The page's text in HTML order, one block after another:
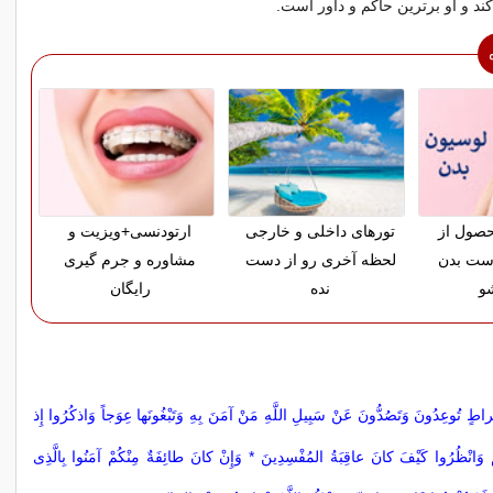
و او برترین حاکم و داور است.
از
بدن
تورهای داخلی و خارجی
لحظه آخری رو از دست
نده
ارتودنسی+ویزیت و
مشاوره و جرم گیری
رایگان
تُوعِدُونَ وَتَصُدُّونَ عَنْ سَبِیلِ اللَّهِ مَنْ آمَنَ بِهِ وَتَبْغُونَها عِوَجاً وَاذکُرُوا إِذ
وَانْظُرُوا کَیْفَ کانَ عاقِبَةُ المُفْسِدِینَ * وَإِنْ کانَ طائِفَةٌ مِنْکُمْ آمَنُوا بِالَّذِى